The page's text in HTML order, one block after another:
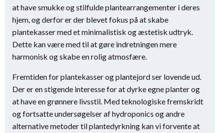
at have smukke og stilfulde plantearrangementer i deres
hjem, og derfor er der blevet fokus på at skabe
plantekasser med et minimalistisk og æstetisk udtryk.
Dette kan være med til at gøre indretningen mere
harmonisk og skabe en rolig atmosfære.
Fremtiden for plantekasser og plantejord ser lovende ud.
Der er en stigende interesse for at dyrke egne planter og
at have en grønnere livsstil. Med teknologiske fremskridt
og fortsatte undersøgelser af hydroponics og andre
alternative metoder til plantedyrkning kan vi forvente at